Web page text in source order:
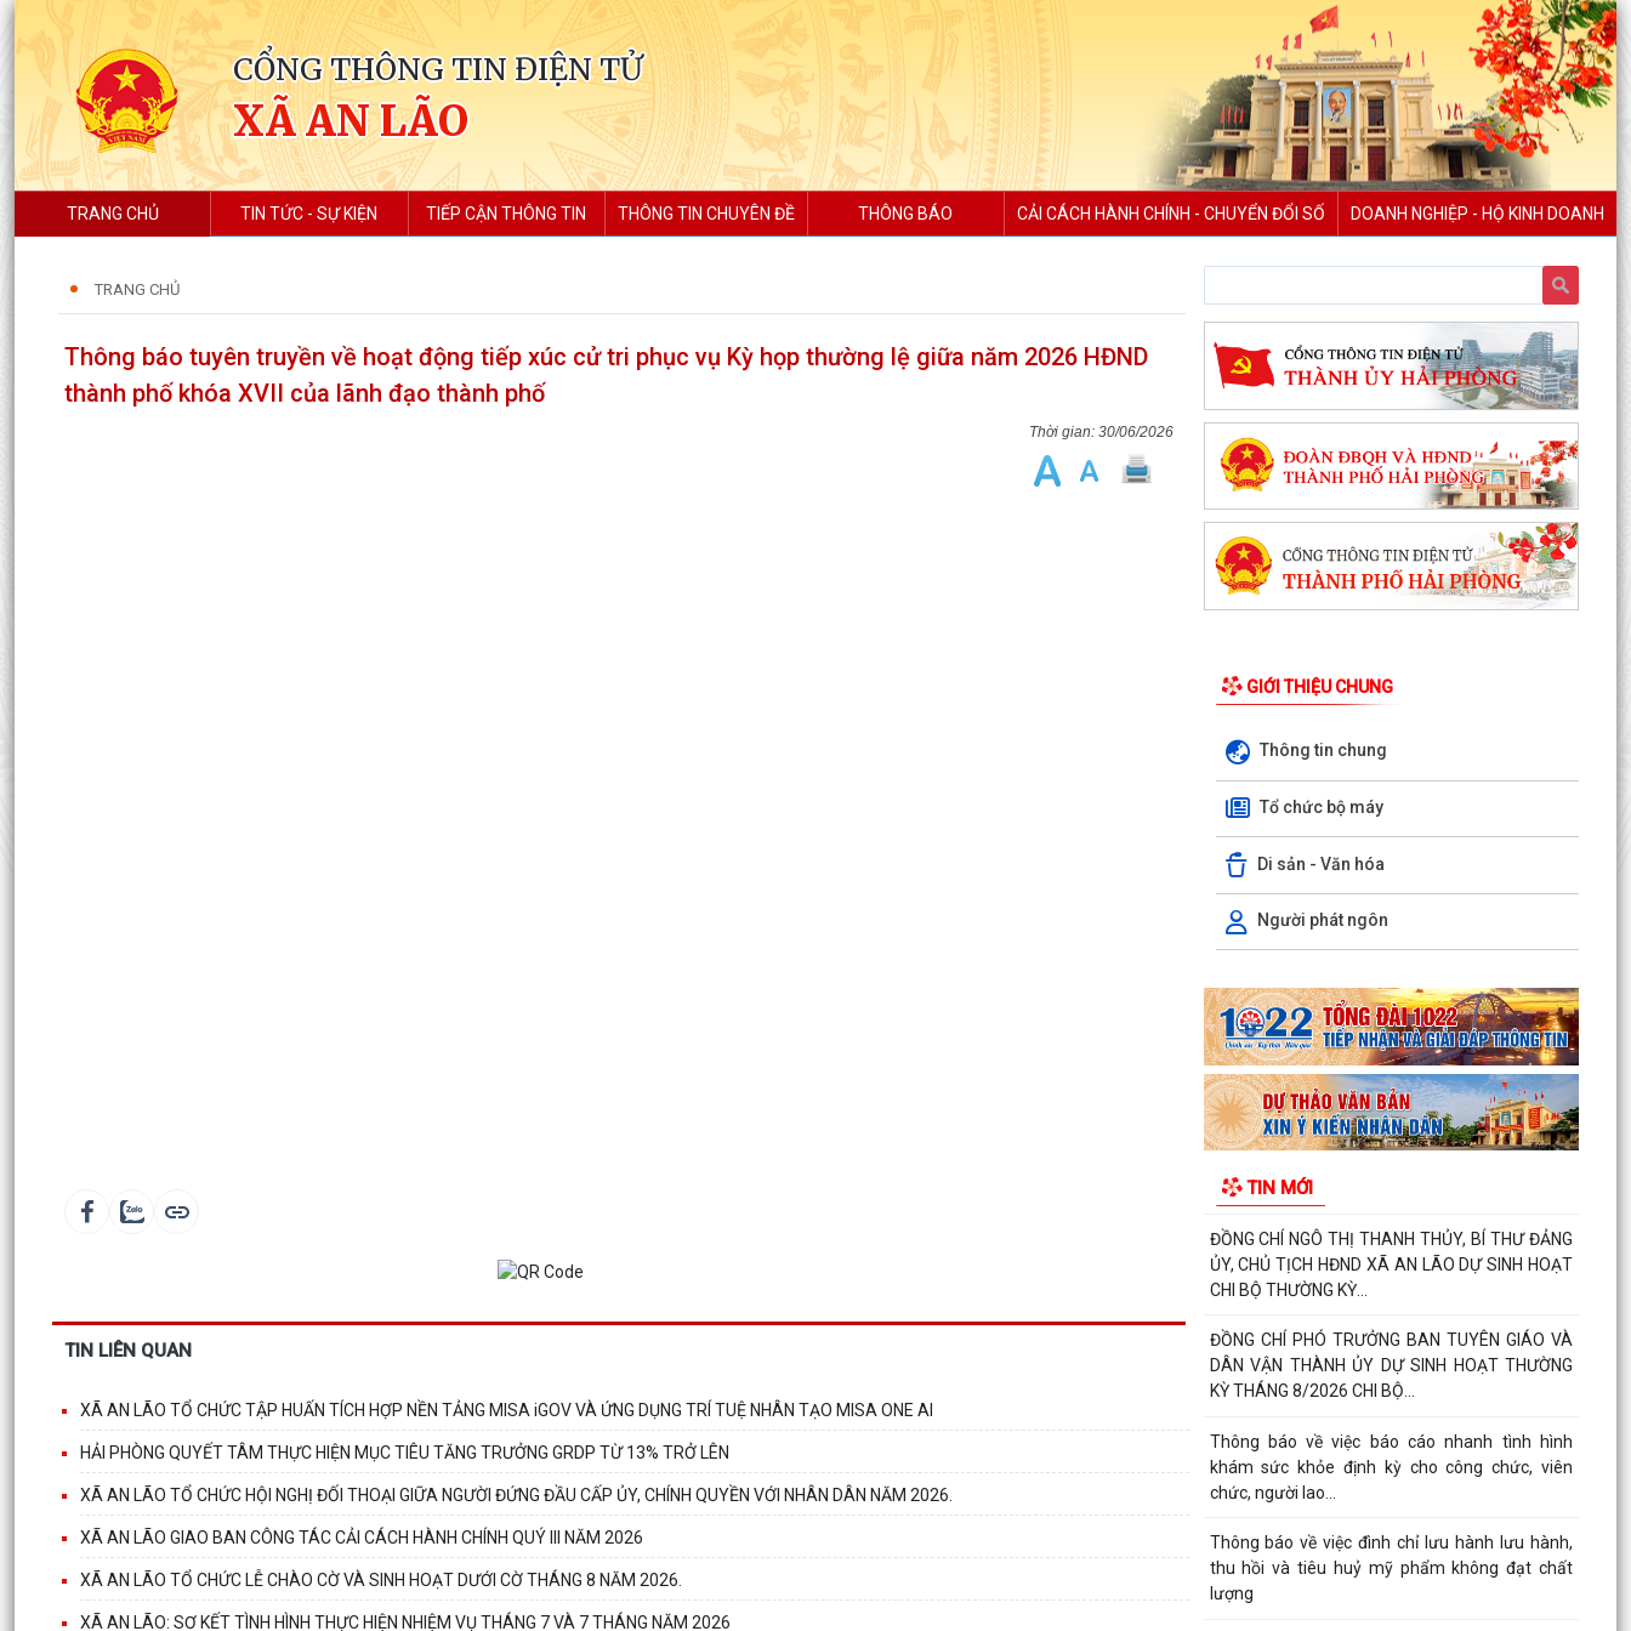
CỔNG THÔNG TIN ĐIỆN TỬ
XÃ AN LÃO
TRANG CHỦ TIN TỨC - SỰ KIỆN TIẾP CẬN THÔNG TIN THÔNG TIN CHUYÊN ĐỀ THÔNG BÁO CẢI CÁCH HÀNH CHÍNH - CHUYỂN ĐỔI SỐ DOANH NGHIỆP - HỘ KINH DOANH
TRANG CHỦ
Thông báo tuyên truyền về hoạt động tiếp xúc cử tri phục vụ Kỳ họp thường lệ giữa năm 2026 HĐND
thành phố khóa XVII của lãnh đạo thành phố
30/06/2026
TIN LIÊN QUAN
XÃ AN LÃO TỔ CHỨC TẬP HUẤN TÍCH HỢP NỀN TẢNG MISA iGOV VÀ ỨNG DỤNG TRÍ TUỆ NHÂN TẠO MISA ONE AI
HẢI PHÒNG QUYẾT TÂM THỰC HIỆN MỤC TIÊU TĂNG TRƯỞNG GRDP TỪ 13% TRỞ LÊN
XÃ AN LÃO TỔ CHỨC HỘI NGHỊ ĐỐI THOẠI GIỮA NGƯỜI ĐỨNG ĐẦU CẤP ỦY, CHÍNH QUYỀN VỚI NHÂN DÂN NĂM 2026.
XÃ AN LÃO GIAO BAN CÔNG TÁC CẢI CÁCH HÀNH CHÍNH QUÝ III NĂM 2026
XÃ AN LÃO TỔ CHỨC LỄ CHÀO CỜ VÀ SINH HOẠT DƯỚI CỜ THÁNG 8 NĂM 2026.
XÃ AN LÃO: SƠ KẾT TÌNH HÌNH THỰC HIỆN NHIỆM VỤ THÁNG 7 VÀ 7 THÁNG NĂM 2026
GIỚI THIỆU CHUNG
Thông tin chung
Tổ chức bộ máy
Di sản - Văn hóa
Người phát ngôn
TIN MỚI
XÃ AN LÃO TỔ CHỨC TẬP HUẤN TÍCH HỢP NỀN
TẢNG MISA iGOV VÀ ỨNG DỤNG TRÍ TUỆ NHÂN
TẠO MISA ONE AI
HẢI PHÒNG QUYẾT TÂM THỰC HIỆN MỤC TIÊU
TĂNG TRƯỞNG GRDP TỪ 13% TRỞ LÊN
XÃ AN LÃO TỔ CHỨC HỘI NGHỊ ĐỐI THOẠI GIỮA
NGƯỜI ĐỨNG ĐẦU CẤP ỦY, CHÍNH QUYỀN VỚI
NHÂN DÂN NĂM 2026.
XÃ AN LÃO GIAO BAN CÔNG TÁC CẢI CÁCH
HÀNH CHÍNH QUÝ III NĂM 2026
HOẠT DƯỚI CỜ THÁNG 8 NĂM 2026.
ĐỒNG CHÍ NGÔ THỊ THANH THỦY, BÍ THƯ ĐẢNG
ỦY, CHỦ TỊCH HĐND XÃ AN LÃO DỰ SINH HOẠT
CHI BỘ THƯỜNG KỲ...
ĐỒNG CHÍ PHÓ TRƯỞNG BAN TUYÊN GIÁO VÀ
DÂN VẬN THÀNH ỦY DỰ SINH HOẠT THƯỜNG
KỲ THÁNG 8/2026 CHI BỘ...
Thông báo về việc báo cáo nhanh tình hình
khám sức khỏe định kỳ cho công chức, viên
chức, người lao...
Thông báo về việc đình chỉ lưu hành lưu hành,
thu hồi và tiêu huỷ mỹ phẩm không đạt chất
lượng